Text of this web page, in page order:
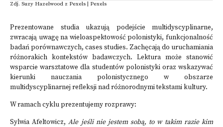
Zdj. Suzy Hazelwood z Pexels | Pexels
Prezentowane studia ukazują podejście multidyscyplinarne,
zwracają uwagę na wieloaspektowość polonistyki, funkcjonalność
badań porównawczych, cases studies. Zachęcają do uruchamiania
różnorakich kontekstów badawczych. Lektura może stanowić
wsparcie warsztatowe dla studentów polonistyki oraz wskazywać
kierunki nauczania polonistycznego w obszarze
multidyscyplinarnej refleksji nad różnorodnymi tekstami kultury.
W ramach cyklu prezentujemy rozprawy:
Sylwia Afeltowicz,Ale jeśli nie jestem sobą, to w takim razie kim